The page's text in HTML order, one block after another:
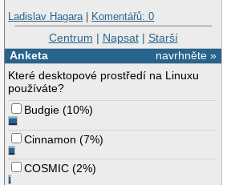
Ladislav Hagara| Komentářů: 0
Centrum | Napsat| Starší
navrhněte »
Anketa
Které desktopové prostředí na Linuxu
používáte?
Budgie (10%)
Cinnamon (7%)
COSMIC (2%)